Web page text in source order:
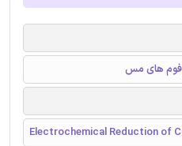
Electrochemical Reduction of